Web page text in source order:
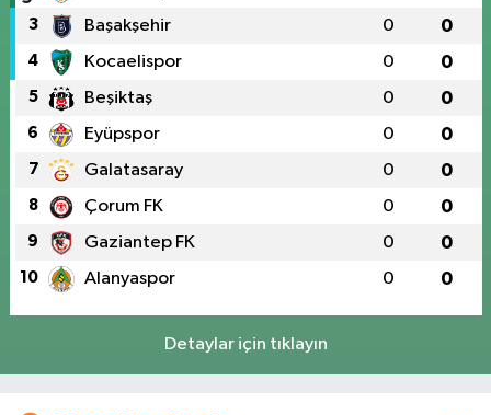
3 Başakşehir 0 0
4 Kocaelispor 0 0
5 Beşiktaş 0 0
6 Eyüpspor 0 0
7 Galatasaray 0 0
8 Çorum FK 0 0
9 Gaziantep FK 0 0
10 Alanyaspor 0 0
Detaylar için tıklayın